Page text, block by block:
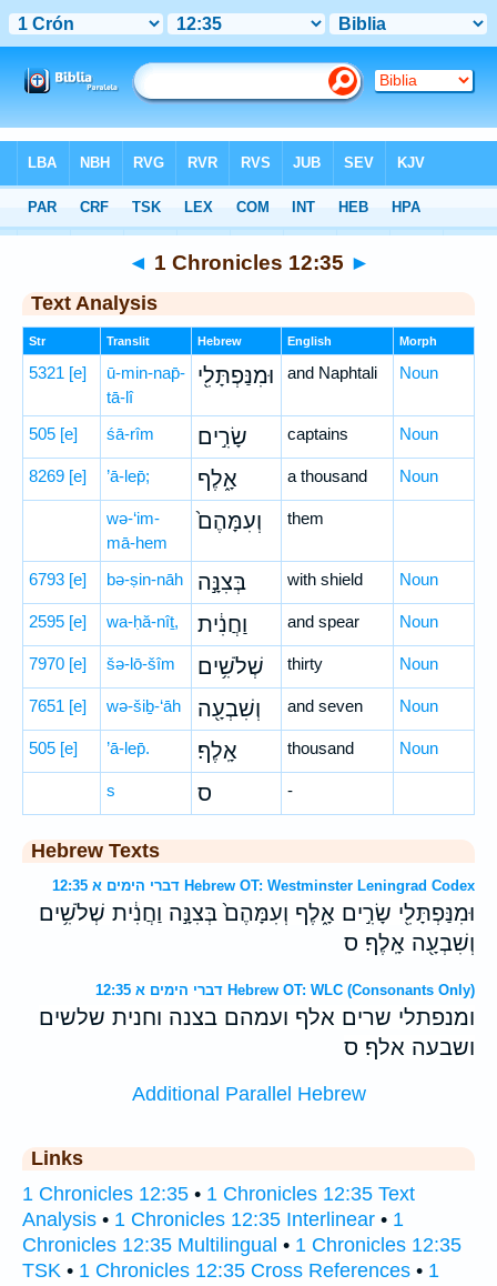
Hebrew> 1 Chronicles 12:35
◄ 1 Chronicles 12:35 ►
Text Analysis
Str Translit Hebrew English Morph
5321 [e]
ū-min-nap̄-
tā-lî
וּמִנַּפְתָּלִ֖י and Naphtali Noun
505 [e] śā-rîm שָׂרִ֣ים captains Noun
8269 [e] ’ā-lep̄; אָ֑לֶף a thousand Noun
wə-‘im-
mā-hem
וְעִמָּהֶם֙ them
6793 [e] bə-ṣin-nāh בְּצִנָּ֣ה with shield Noun
2595 [e] wa-ḥă-nîṯ, וַחֲנִ֔ית and spear Noun
7970 [e] šə-lō-šîm שְׁלֹשִׁ֥ים thirty Noun
7651 [e] wə-šiḇ-‘āh וְשִׁבְעָ֖ה and seven Noun
505 [e] ’ā-lep̄. אָֽלֶף׃ thousand Noun
s ס -
Hebrew Texts
דברי הימים א 12:35 Hebrew OT: Westminster Leningrad Codex
וּמִנַּפְתָּלִ֖י שָׂרִ֣ים אָ֑לֶף וְעִמָּהֶם֙ בְּצִנָּ֣ה וַחֲנִ֔ית שְׁלֹשִׁ֥ים
וְשִׁבְעָ֖ה אָֽלֶף׃ ס
דברי הימים א 12:35 Hebrew OT: WLC (Consonants Only)
ומנפתלי שרים אלף ועמהם בצנה וחנית שלשים
ושבעה אלף׃ ס
Additional Parallel Hebrew
Links
1 Chronicles 12:35 • 1 Chronicles 12:35 Text
Analysis • 1 Chronicles 12:35 Interlinear • 1
Chronicles 12:35 Multilingual • 1 Chronicles 12:35
TSK • 1 Chronicles 12:35 Cross References • 1